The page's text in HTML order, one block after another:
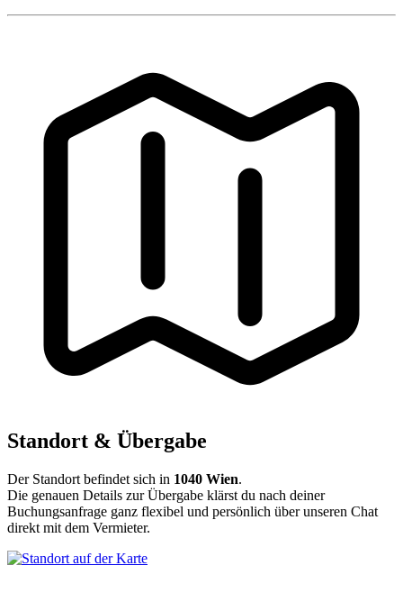
Standort & Übergabe
Der Standort befindet sich in 1040 Wien.
Die genauen Details zur Übergabe klärst du nach deiner
Buchungsanfrage ganz flexibel und persönlich über unseren Chat
direkt mit dem Vermieter.